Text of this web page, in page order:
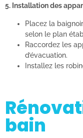
5. Installation des
Placez la
selon le plan
Raccordez les
d’évacuation.
Installez les
bain